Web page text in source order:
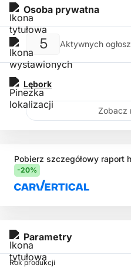
Pobierz szczegółowy raport
-20%
Parametry
Rok produkcji
Osoba prywatna
5 Aktywnych
Lębork
Zobacz